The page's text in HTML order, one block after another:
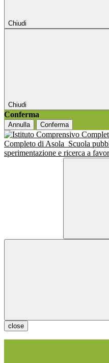
Chiudi
Chiudi
Conferma
Annulla Conferma
Completo di Asola Scuola
sperimentazione e ricerca a
close